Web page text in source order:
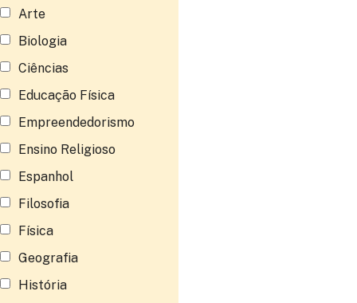
Arte
Biologia
Ciências
Educação Física
Empreendedorismo
Ensino Religioso
Espanhol
Filosofia
Física
Geografia
História